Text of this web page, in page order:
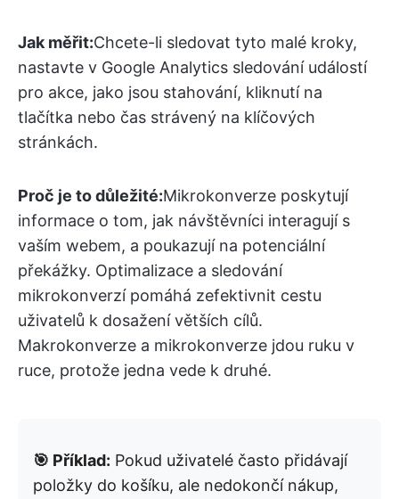
Jak měřit:Chcete-li sledovat tyto malé kroky,
nastavte v Google Analytics sledování událostí
pro akce, jako jsou stahování, kliknutí na
tlačítka nebo čas strávený na klíčových
stránkách.
Proč je to důležité:Mikrokonverze poskytují
informace o tom, jak návštěvníci interagují s
vaším webem, a poukazují na potenciální
překážky. Optimalizace a sledování
mikrokonverzí pomáhá zefektivnit cestu
uživatelů k dosažení větších cílů.
Makrokonverze a mikrokonverze jdou ruku v
ruce, protože jedna vede k druhé.
🎯 Příklad: Pokud uživatelé často přidávají
položky do košíku, ale nedokončí nákup,